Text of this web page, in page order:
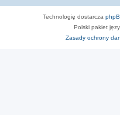
Technologię dostarcza
Polski pakiet
Zasady ochrony